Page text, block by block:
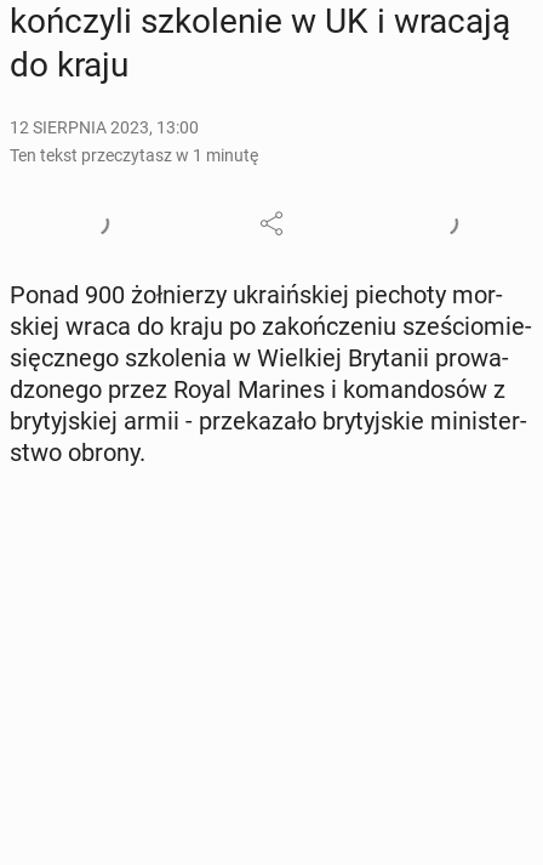
koń­czy­li szko­le­nie w UK i wracają
do kraju
12 SIERPNIA 2023, 13:00
Ten tekst przeczytasz w 1 minutę
Ponad 900 żoł­nie­rzy ukra­iń­skiej pie­cho­ty mor­
skiej wraca do kraju po za­koń­cze­niu sze­ścio­mie­
sięcz­ne­go szko­le­nia w Wiel­kiej Bry­ta­nii pro­wa­
dzo­ne­go przez Royal Marines i ko­man­do­sów z
bry­tyj­skiej armii - prze­ka­za­ło bry­tyj­skie mi­ni­ster­
stwo obrony.